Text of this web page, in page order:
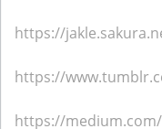
https://
https://
https://